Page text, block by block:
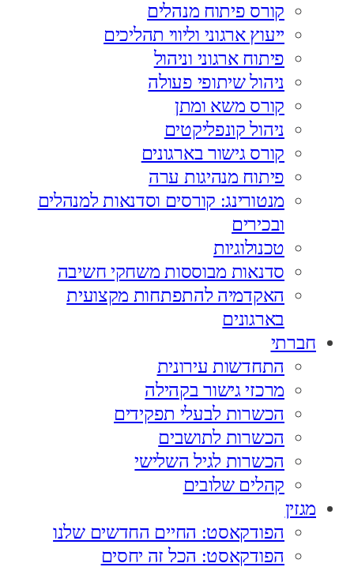
קורס פיתוח מנהלים
ייעוץ ארגוני וליווי תהליכים
פיתוח ארגוני וניהול
ניהול שיתופי פעולה
קורס משא ומתן
ניהול קונפליקטים
קורס גישור בארגונים
פיתוח מנהיגות ערה
מנטורינג: קורסים וסדנאות למנהלים
ובכירים
טכנולוגיות
סדנאות מבוססות משחקי חשיבה
האקדמיה להתפתחות מקצועית
בארגונים
חברתי
התחדשות עירונית
מרכזי גישור בקהילה
הכשרות לבעלי תפקידים
הכשרות לתושבים
הכשרות לגיל השלישי
קהלים שלובים
מגזין
הפודקאסט: החיים החדשים שלנו
הפודקאסט: הכל זה יחסים